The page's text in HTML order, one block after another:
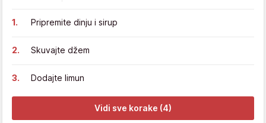
Pripremite dinju i sirup
Skuvajte džem
Dodajte limun
Vidi sve korake (4)